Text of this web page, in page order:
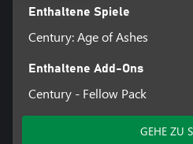
Enthaltene Spiele
Century: Age of Ashes
Enthaltene Add-Ons
Century - Fellow Pack
GEHE ZU